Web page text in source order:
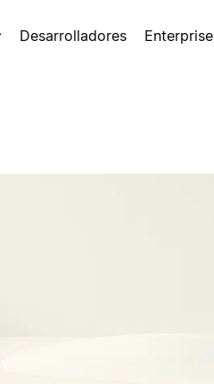
Desarrolladores Enterprise